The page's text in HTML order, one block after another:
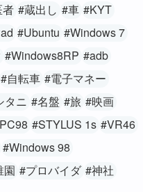
#蔵出し #車 #KYT
#Ubuntu #Windows 7
#Windows8RP #adb
#自転車 #電子マネー
タニ #名盤 #旅 #映画
#STYLUS 1s #VR46
#Windows 98
園 #プロバイダ #神社